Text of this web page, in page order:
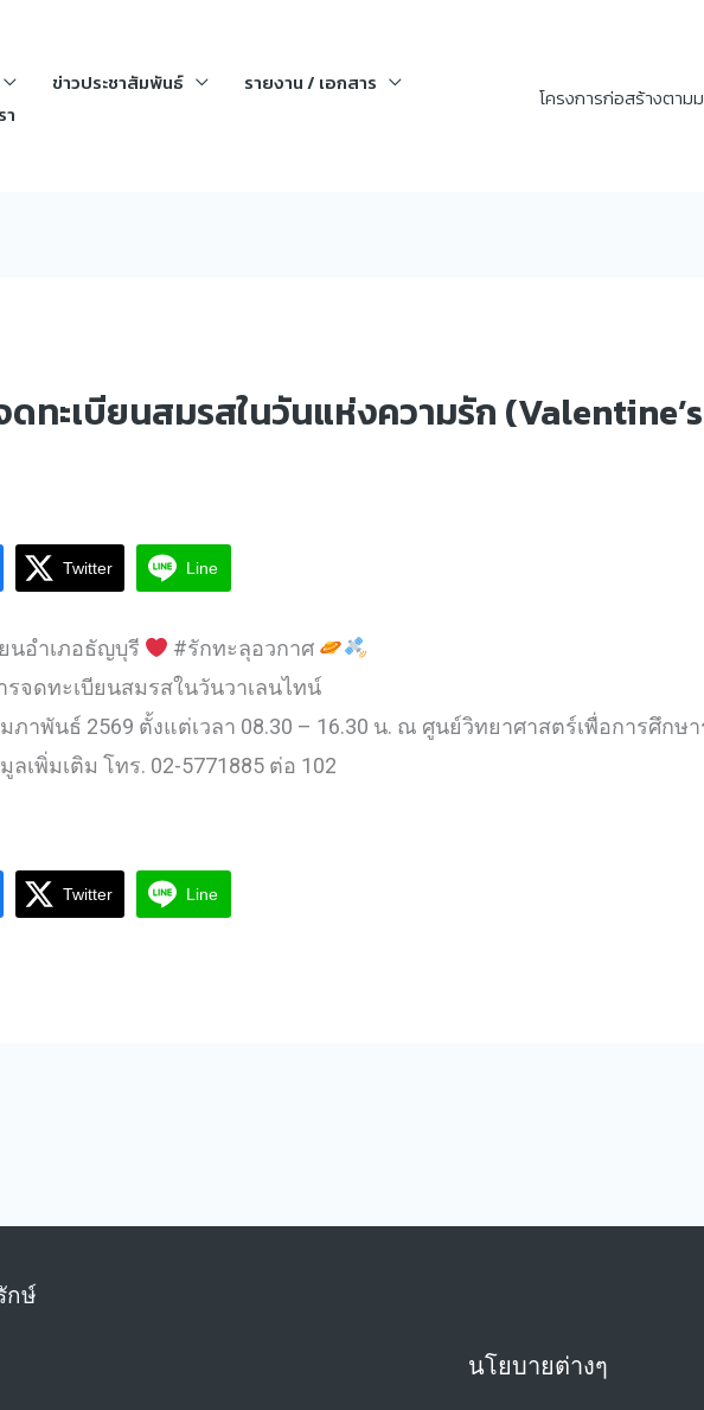
ข่าวประชาสัมพันธ์
รายงาน / เอกสาร
โครงการก่อสร้างตาม
ทะเบียนสมรสในวันแห่งความรัก
Twitter Line
นอำเภอธัญบุรี
#รักทะลุอวกาศ
รจดทะเบียนสมรสในวันวาเลนไทน์
ภาพันธ์ 2569 ตั้งแต่เวลา 08.30 – 16.30 น. ณ ศูนย์วิทยาศาสตร์เพื่อการศึกษ
เพิ่มเติม โทร. 02-5771885 ต่อ 102
Twitter Line
กษ์
นโยบายต่างๆ